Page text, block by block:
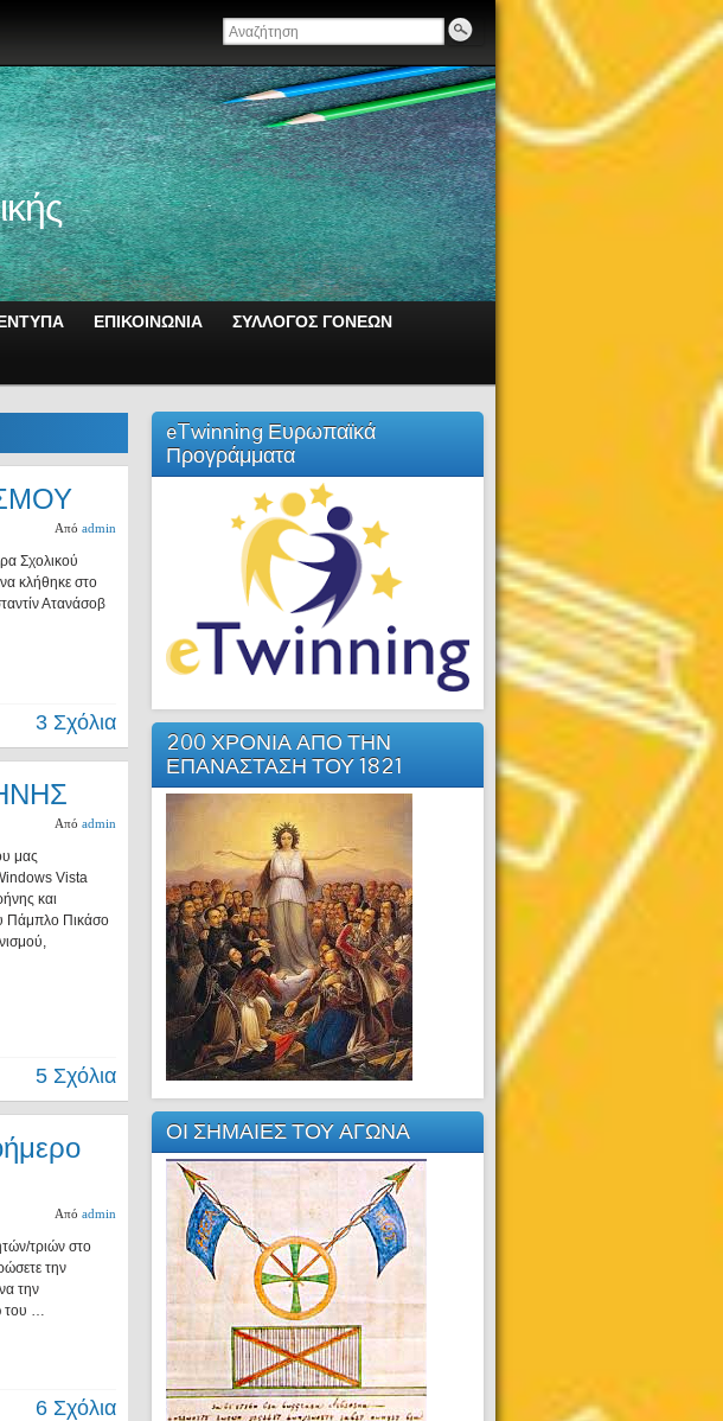
ΕΠΙΚΟΙΝΩΝΙΑ ΣΥΛΛΟΓΟΣ ΓΟΝΕΩΝ
Από admin
Σχολικού
κλήθηκε στο
Ατανάσοβ
3 Σχόλια
Από admin
μας
Vista
και
Πάμπλο Πικάσο
5 Σχόλια
Από admin
τριών στο
την
την
του …
6 Σχόλια
eTwinning Ευρωπαϊκά
Προγράμματα
200 ΧΡΟΝΙΑ ΑΠΟ ΤΗΝ
ΕΠΑΝΑΣΤΑΣΗ ΤΟΥ 1821
ΟΙ ΣΗΜΑΙΕΣ ΤΟΥ ΑΓΩΝΑ